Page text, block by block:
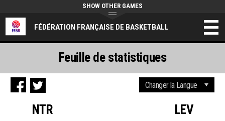
FÉDÉRATION FRANÇAISE DE BASKETBALL
SHOW OTHER GAMES
NTR LEV
Feuille de statistiques